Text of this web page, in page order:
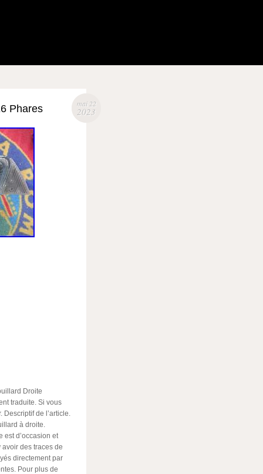
mai 22
2023
Phares
Droite
traduite. Si vous
Descriptif de l’article.
à droite.
est d’occasion et
avoir des traces de
directement par
Pour plus de